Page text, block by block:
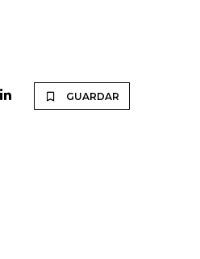
GUARDAR